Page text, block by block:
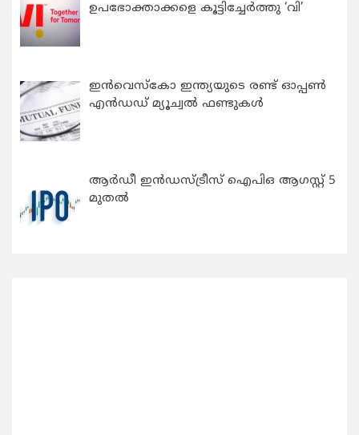
ഉപഭോക്താക്കളെ കൂട്ടിച്ചേർത്തു ‘വി’
ഇന്‍വെസ്കോ ഇന്ത്യയുടെ രണ്ട് ഓപ്പണ്‍
എന്‍ഡഡ് മ്യൂച്വല്‍ ഫണ്ടുകള്‍
ആർഡീ ഇൻഡസ്ട്രീസ് ഐപിഒ ആഗസ്റ്റ് 5
മുതൽ